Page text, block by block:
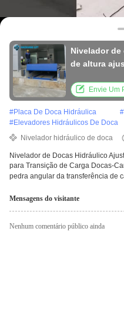
Nivelador
de altura
Envie Um
#Placa De Doca Hidráulica #
#Elevadores Hidráulicos De Doca
Nivelador hidráulico de doca
Nivelador de Docas Hidráulico
para Transição de Carga Docas-
pedra angular da transferência de
Mensagens do visitante
Nenhum comentário público ainda